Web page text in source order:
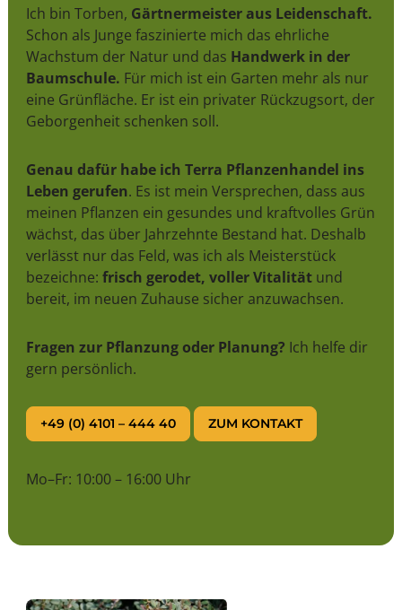
Ich bin Torben, Gärtnermeister aus Leidenschaft.
Schon als Junge faszinierte mich das ehrliche
Wachstum der Natur und das Handwerk in der
Baumschule. Für mich ist ein Garten mehr als nur
eine Grünfläche. Er ist ein privater Rückzugsort, der
Geborgenheit schenken soll.
Genau dafür habe ich Terra Pflanzenhandel ins
Leben gerufen. Es ist mein Versprechen, dass aus
meinen Pflanzen ein gesundes und kraftvolles Grün
wächst, das über Jahrzehnte Bestand hat. Deshalb
verlässt nur das Feld, was ich als Meisterstück
bezeichne: frisch gerodet, voller Vitalitätund
bereit, im neuen Zuhause sicher anzuwachsen.
Fragen zur Pflanzung oder Planung? Ich helfe dir
gern persönlich.
+49 (0) 4101 – 444 40 ZUM KONTAKT
Mo–Fr: 10:00 – 16:00 Uhr